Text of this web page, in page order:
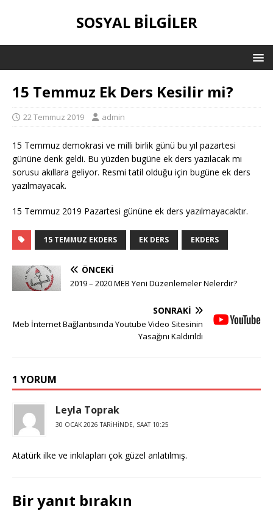
SOSYAL BILGILER
15 Temmuz Ek Ders Kesilir mi?
22 Temmuz 2019 admin
15 Temmuz demokrasi ve milli birlik günü bu yıl pazartesi
gününe denk geldi. Bu yüzden bugüne ek ders yazılacak mı
sorusu akıllara geliyor. Resmi tatil olduğu için bugüne ek ders
yazılmayacak.
15 Temmuz 2019 Pazartesi gününe ek ders yazılmayacaktır.
15 TEMMUZ EKDERS EK DERS EKDERS
ÖNCEKI
2019 – 2020 MEB Yeni Düzenlemeler Nelerdir?
SONRAKI
Meb İnternet Bağlantısında Youtube Video Sitesinin
Yasağını Kaldırıldı
1 YORUM
Leyla Toprak
30 OCAK 2026 TARIHINDE, SAAT 10:25
Atatürk ilke ve inkılapları çok güzel anlatılmış.
Bir yanıt bırakın